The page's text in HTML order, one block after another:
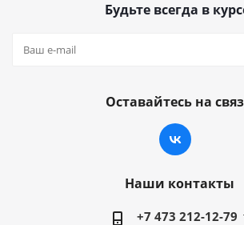
Будьте всегда в
Оставайтесь на
Наши контакты
+7 473 212-12-79